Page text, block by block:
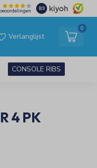
beoordelingen 8.9
Verlanglijst
0
CONSOLE RIBS
4 PK